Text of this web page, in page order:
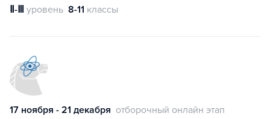
Ⅱ-Ⅲ уровень 8-11 классы
17 ноября - 21 декабря отборочный онлайн этап